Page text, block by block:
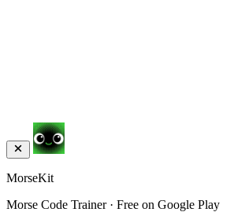
MorseKit
Morse Code Trainer · Free on Google Play